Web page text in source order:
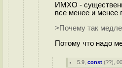
ИМХО -
все менее и менее
>Почему так
Потому что надо
5.9 ,const (??),